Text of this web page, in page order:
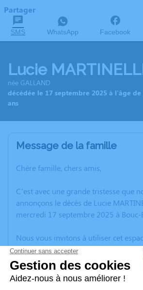
Partager
SMS WhatsApp Facebook
Lucie
née GALLAND
décédée le 17 septembre 2025 à l'âge de
ans
Message de la famille
Chère famille, chers amis,
C’est avec une grande tristesse que
annonçons le décès de Lucie
mercredi 17 septembre 2025 à Bouc-
Nous vous invitons à utiliser cet
vos condoléances, partager des
anecdote ou exprimer vos pensées à
poèmes ou des textes. Cet endroit
d'expression dédié à honorer la